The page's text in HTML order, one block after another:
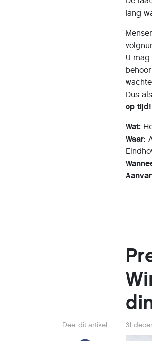
lang
U
Dus
op tijd!!
Wat:
Waar:
Deel dit artikel 31